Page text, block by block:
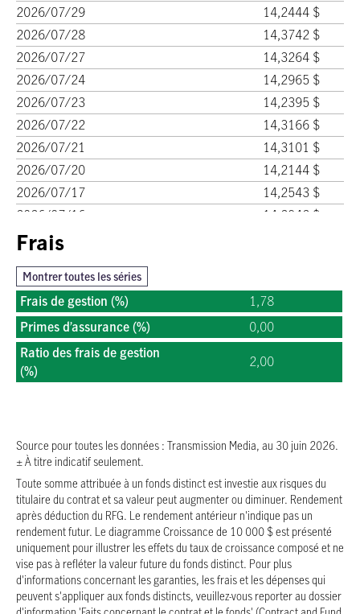
2026/07/29
14,2444 $
2026/07/28
14,3742 $
2026/07/27
14,3264 $
2026/07/24
14,2965 $
2026/07/23
14,2395 $
2026/07/22
14,3166 $
2026/07/21
14,3101 $
2026/07/20
14,2144 $
2026/07/17
14,2543 $
2026/07/16
14,2942 $
2026/07/15
2026/07/13
2026/07/10
14,3380 $
2026/07/09
14,3079 $
2026/07/08
2026/07/07
2026/07/02
14,2714 $
2026/06/30
2026/06/29
14,3969 $
2026/06/26
14,3472 $
2026/06/25
14,3138 $
2026/06/24
14,2667 $
2026/06/23
14,3034 $
2026/06/22
14,3312 $
Frais
Montrer toutes les séries
Frais de gestion (%)
1,78
Primes d’assurance (%)
0,00
Ratio des frais de gestion
(%)
2,00
Source pour toutes les données : Transmission Media, au 30 juin 2026.
± À titre indicatif seulement.
Toute somme attribuée à un fonds distinct est investie aux risques du
titulaire du contrat et sa valeur peut augmenter ou diminuer. Rendement
après déduction du RFG. Le rendement antérieur n'indique pas un
rendement futur. Le diagramme Croissance de 10 000 $ est présenté
uniquement pour illustrer les effets du taux de croissance composé et ne
vise pas à refléter la valeur future du fonds distinct. Pour plus
d'informations concernant les garanties, les frais et les dépenses qui
peuvent s'appliquer aux fonds distincts, veuillez-vous reporter au dossier